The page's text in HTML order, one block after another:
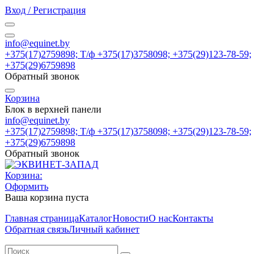
Вход / Регистрация
info@equinet.by
+375(17)2759898; Т/ф +375(17)3758098; +375(29)123-78-59;
+375(29)6759898
Обратный звонок
Корзина
Блок в верхней панели
info@equinet.by
+375(17)2759898; Т/ф +375(17)3758098; +375(29)123-78-59;
+375(29)6759898
Обратный звонок
Корзина:
Оформить
Ваша корзина пуста
Главная страницаКаталогНовостиО насКонтакты
Обратная связьЛичный кабинет